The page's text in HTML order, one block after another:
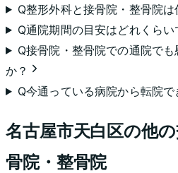
Q整形外科と接骨院・整骨院は
Q通院期間の目安はどれくらい
Q接骨院・整骨院での通院で
か？
Q今通っている病院から転院で
名古屋市天白区の他
骨院・整骨院